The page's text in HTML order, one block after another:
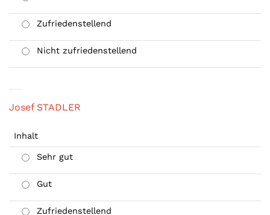
Zufriedenstellend
Nicht zufriedenstellend
Josef STADLER
Inhalt
Sehr gut
Gut
Zufriedenstellend